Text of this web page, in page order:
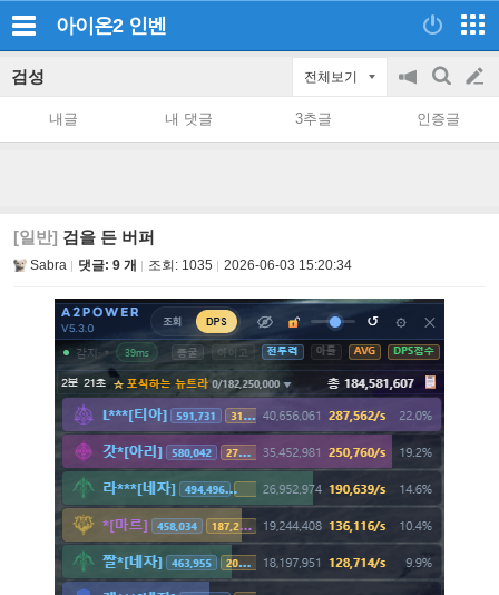
아이온2 인벤
검성 전체보기
공
on/off
검
색
글
쓰
내글 내 댓글 3추글 인증글
[일반] 검을 든 버퍼
Sabra 댓글: 9 개 조회: 1035 2026-06-03 15:20:34